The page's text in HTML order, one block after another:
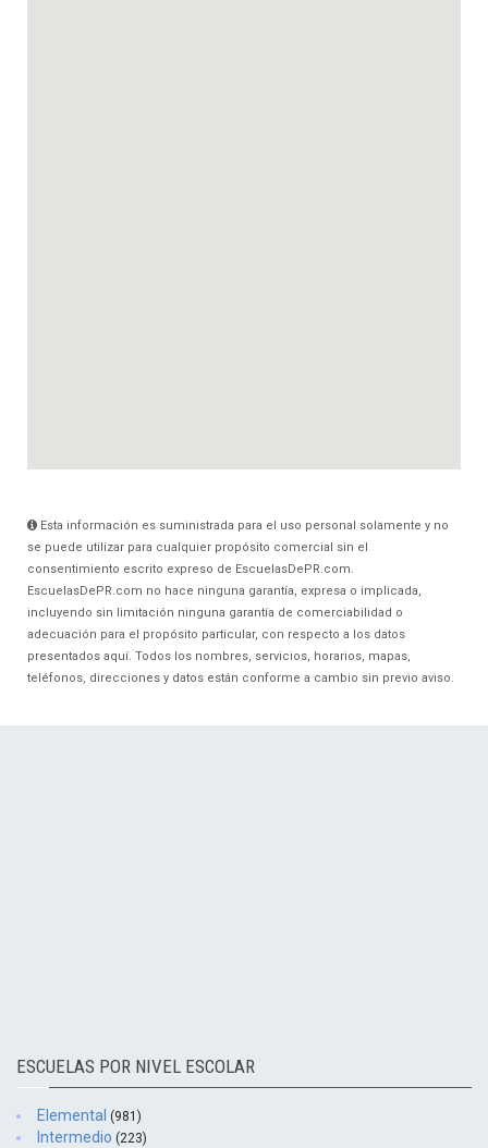
Esta información es suministrada para el uso personal solamente y no
se puede utilizar para cualquier propósito comercial sin el
consentimiento escrito expreso de EscuelasDePR.com.
EscuelasDePR.com no hace ninguna garantía, expresa o implicada,
incluyendo sin limitación ninguna garantía de comerciabilidad o
adecuación para el propósito particular, con respecto a los datos
presentados aquí. Todos los nombres, servicios, horarios, mapas,
teléfonos, direcciones y datos están conforme a cambio sin previo aviso.
ESCUELAS POR NIVEL ESCOLAR
Elemental (981)
Intermedio (223)